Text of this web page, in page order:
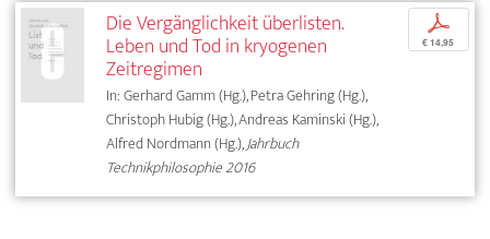
Die Vergänglichkeit überlisten.
Leben und Tod in kryogenen
Zeitregimen
In: Gerhard Gamm (Hg.), Petra Gehring (Hg.),
Christoph Hubig (Hg.), Andreas Kaminski (Hg.),
Alfred Nordmann (Hg.),Jahrbuch
Technikphilosophie 2016
p
€ 14,95